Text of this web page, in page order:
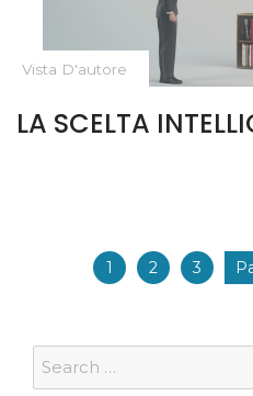
Vista D'autore
LA SCELTA
1 2 3